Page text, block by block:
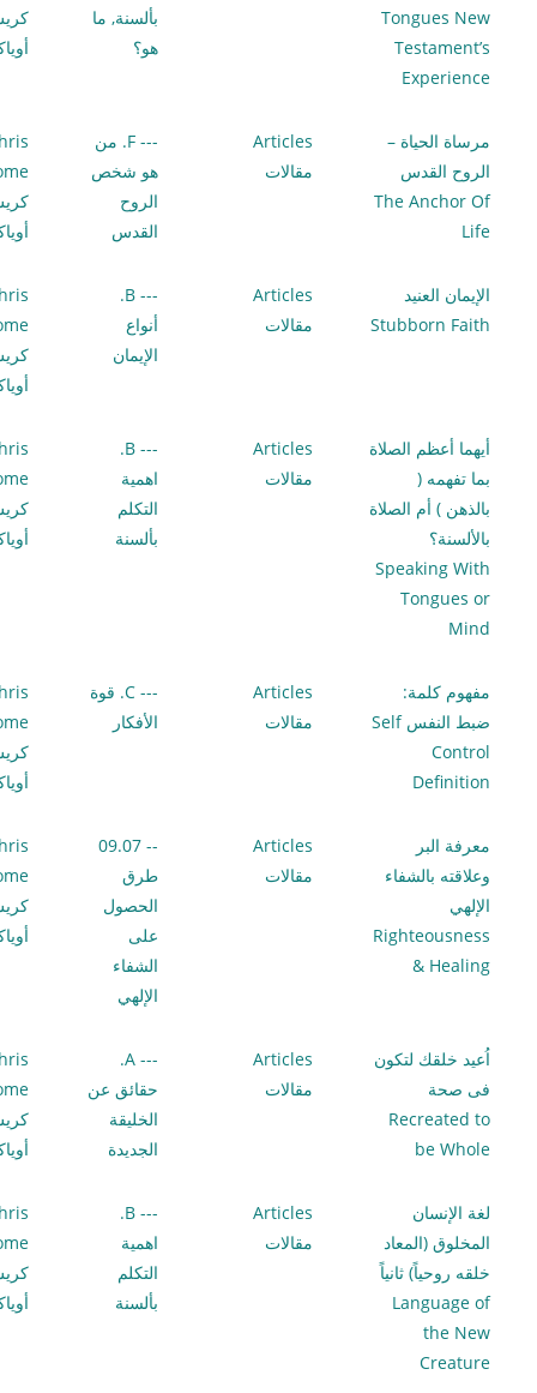
Tongues New
Testament’s
Experience
بألسنة, ما
هو؟
مرساة الحياة –
الروح القدس
The Anchor Of
Life
Articles
مقالات
--- F. من
هو شخص
الروح
القدس
الإيمان العنيد
Stubborn Faith
Articles
مقالات
--- B.
أنواع
الإيمان
أيهما أعظم الصلاة
بما تفهمه (
بالذهن ) أم الصلاة
بالألسنة؟
Speaking With
Tongues or
Mind
Articles
مقالات
--- B.
اهمية
التكلم
بألسنة
مفهوم كلمة:
ضبط النفس Self
Control
Definition
Articles
مقالات
--- C. قوة
الأفكار
معرفة البر
وعلاقته بالشفاء
الإلهي
Righteousness
& Healing
Articles
مقالات
-- 09.07
طرق
الحصول
على
الشفاء
الإلهي
اُعيد خلقك لتكون
فى صحة
Recreated to
be Whole
Articles
مقالات
--- A.
حقائق عن
الخليقة
الجديدة
لغة الإنسان
المخلوق (المعاد
خلقه روحياً) ثانياً
Language of
the New
Creature
Articles
مقالات
--- B.
اهمية
التكلم
بألسنة